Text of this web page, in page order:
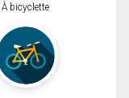
À bicyclette